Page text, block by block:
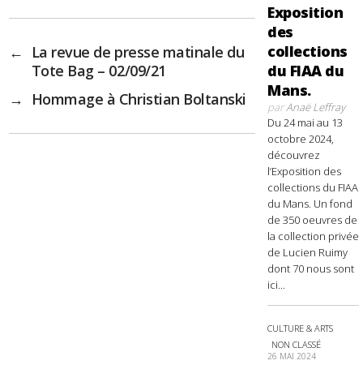
←
La revue de presse matinale du
Tote Bag – 02/09/21
→
Hommage à Christian Boltanski
Exposition
des
collections
du FIAA du
Mans.
parAnaë Leffray
Du 24 mai au 13
octobre 2024,
découvrez
l’Exposition des
collections du FIAA
du Mans. Un fond
de 350 oeuvres de
la collection privée
de Lucien Ruimy
dont 70 nous sont
ici...
CULTURE & ARTS
NON CLASSÉ
26 MAI 2024